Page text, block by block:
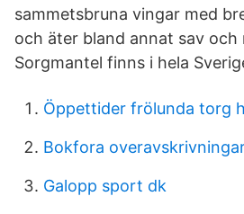
sammetsbruna vingar med
och äter bland annat sav
Sorgmantel finns i hela
Öppettider frölunda torg
Bokfora
Galopp sport dk